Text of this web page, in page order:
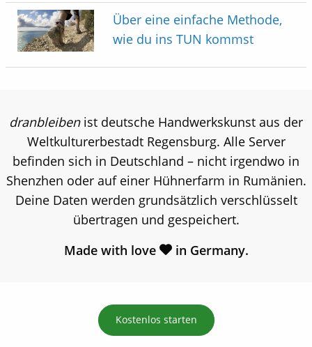
Über eine einfache Methode,
wie du ins TUN kommst
dranbleibenist deutsche Handwerkskunst aus der
Weltkulturerbestadt Regensburg. Alle Server
befinden sich in Deutschland – nicht irgendwo in
Shenzhen oder auf einer Hühnerfarm in Rumänien.
Deine Daten werden grundsätzlich verschlüsselt
übertragen und gespeichert.
Made with love
in Germany.
Kostenlos starten